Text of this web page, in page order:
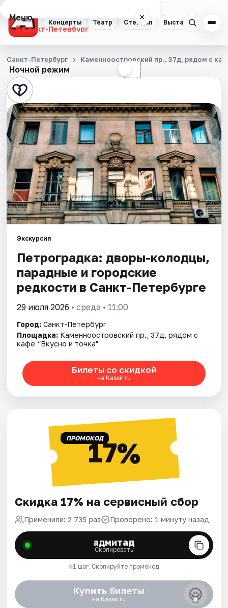
Концерты Театр Стендап Выставки
Меню ×
Санкт-Петербург
Концерты
Театр
Стендап
Выставки
Квесты
Экскурсии
Спорт
События
Города
Площадки
Артисты
Рейтинги
Ночной режим ☾
Санкт-Петербург Каменноостровский пр., 37д, рядом с
Экскурсия
Петроградка: дворы-колодцы,
парадные и городские
редкости в Санкт-Петербурге
29 июля 2026 • среда • 11:00
Город: Санкт-Петербург
Площадка: Каменноостровский пр., 37д, рядом с
кафе “Вкусно и точка"
Билеты со скидкой
на Kassir.ru
ПРОМОКОД17%
Скидка 17% на сервисный сбор
Применили: 2 735 раз Проверено: 1 минуту назад
адмитад
Скопировать
1 шаг. Скопируйте промокод
Купить билеты
на Kassir.ru